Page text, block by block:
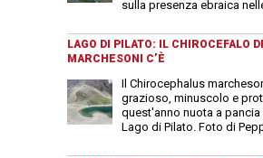
sulla presenza ebraica
LAGO DI PILATO: IL CHIROCEFALO
MARCHESONI C’È
Il Chirocephalus
grazioso, minuscolo e
quest'anno nuota a pancia
Lago di Pilato. Foto di